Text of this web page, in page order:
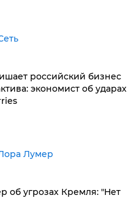
российский бизнес
экономист об ударах
Лумер
об угрозах Кремля: "Нет